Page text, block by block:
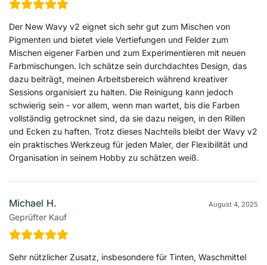
Der New Wavy v2 eignet sich sehr gut zum Mischen von
Pigmenten und bietet viele Vertiefungen und Felder zum
Mischen eigener Farben und zum Experimentieren mit neuen
Farbmischungen. Ich schätze sein durchdachtes Design, das
dazu beiträgt, meinen Arbeitsbereich während kreativer
Sessions organisiert zu halten. Die Reinigung kann jedoch
schwierig sein - vor allem, wenn man wartet, bis die Farben
vollständig getrocknet sind, da sie dazu neigen, in den Rillen
und Ecken zu haften. Trotz dieses Nachteils bleibt der Wavy v2
ein praktisches Werkzeug für jeden Maler, der Flexibilität und
Organisation in seinem Hobby zu schätzen weiß.
Michael H.
Geprüfter Kauf
August 4, 2025
Sehr nützlicher Zusatz, insbesondere für Tinten, Waschmittel